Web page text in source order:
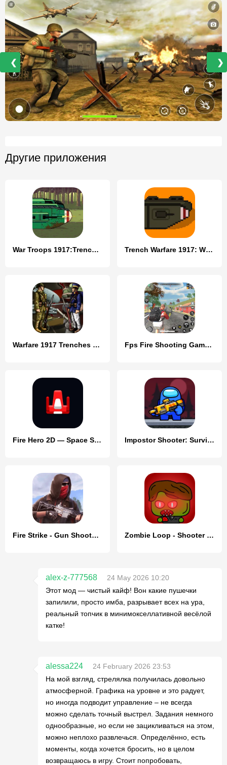
❮ ❯
Другие приложения
War Troops 1917:Trench Warfare Trench Warfare 1917: WW1 RTS
Warfare 1917 Trenches Troops Fps Fire Shooting Game Offline
Fire Hero 2D — Space Shooter Impostor Shooter: Survival
Fire Strike - Gun Shooter FPS Zombie Loop - Shooter survival
alex-z-777568
24 May 2026 10:20
Этот мод — чистый кайф! Вон какие пушечки
запилили, просто имба, разрывает всех на ура,
реальный топчик в минимокселлативной весёлой
катке!
alessa224
24 February 2026 23:53
На мой взгляд, стрелялка получилась довольно
атмосферной. Графика на уровне и это радует,
но иногда подводит управление – не всегда
можно сделать точный выстрел. Задания немного
однообразные, но если не зацикливаться на этом,
можно неплохо развлечься. Определённо, есть
моменты, когда хочется бросить, но в целом
возвращаюсь в игру. Стоит попробовать,